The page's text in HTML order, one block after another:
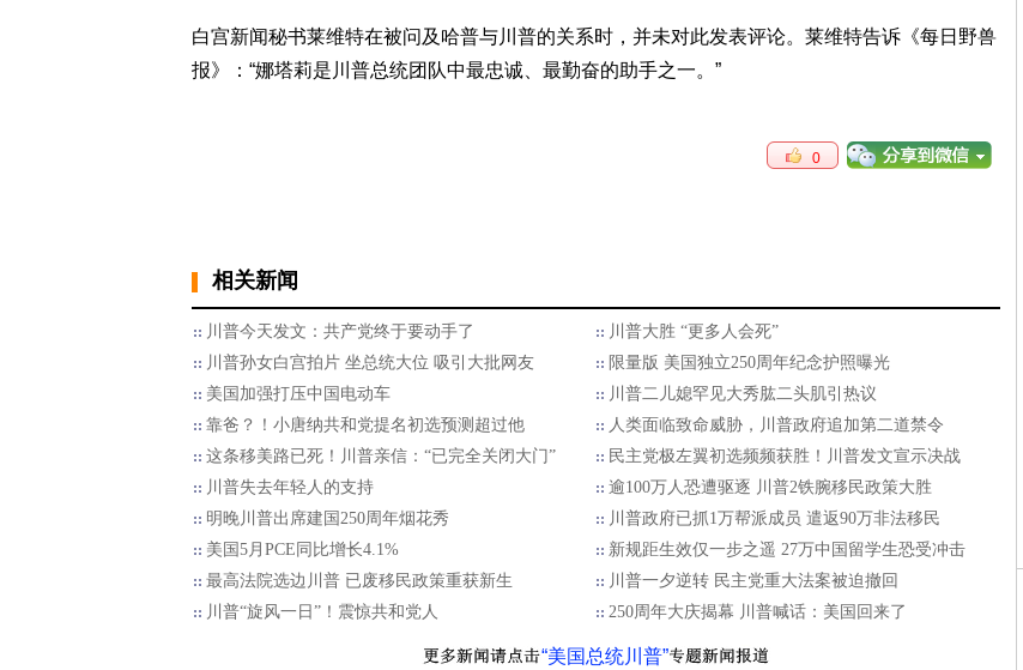
白宫新闻秘书莱维特在被问及哈普与川普的关系时，并未对此发表评论。莱维特告诉《每日野兽
报》：“娜塔莉是川普总统团队中最忠诚、最勤奋的助手之一。”
0
相关新闻
川普今天发文：共产党终于要动手了
川普大胜 “更多人会死”
川普孙女白宫拍片 坐总统大位 吸引大批网友
限量版 美国独立250周年纪念护照曝光
美国加强打压中国电动车
川普二儿媳罕见大秀肱二头肌引热议
靠爸？！小唐纳共和党提名初选预测超过他
人类面临致命威胁，川普政府追加第二道禁令
这条移美路已死！川普亲信：“已完全关闭大门”
民主党极左翼初选频频获胜！川普发文宣示决战
川普失去年轻人的支持
逾100万人恐遭驱逐 川普2铁腕移民政策大胜
明晚川普出席建国250周年烟花秀
川普政府已抓1万帮派成员 遣返90万非法移民
美国5月PCE同比增长4.1%
新规距生效仅一步之遥 27万中国留学生恐受冲击
最高法院选边川普 已废移民政策重获新生
川普一夕逆转 民主党重大法案被迫撤回
川普“旋风一日”！震惊共和党人
250周年大庆揭幕 川普喊话：美国回来了
“美国总统川普”